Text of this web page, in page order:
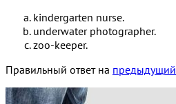
kindergarten nurse.
underwater photographer.
zoo-keeper.
Правильный ответ на предыдущий